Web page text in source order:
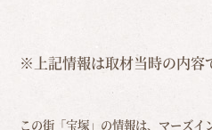
※上記情報は取材当時の内容
この街「宝塚」の情報は、マーズ